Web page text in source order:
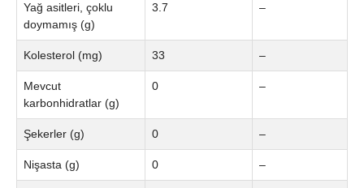
Yağ asitleri, çoklu
doymamış (g)
3.7 –
Kolesterol (mg) 33 –
Mevcut
karbonhidratlar (g)
0 –
Şekerler (g) 0 –
Nişasta (g) 0 –